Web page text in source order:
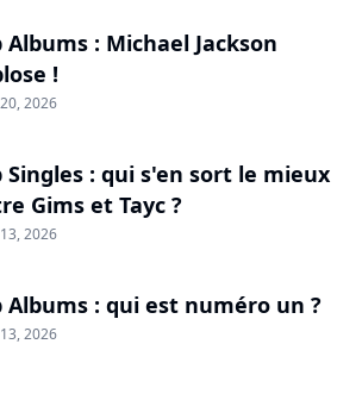
Albums : Michael Jackson
!
2026
Singles : qui s'en sort le mieux
Gims et Tayc ?
2026
Albums : qui est numéro un ?
2026